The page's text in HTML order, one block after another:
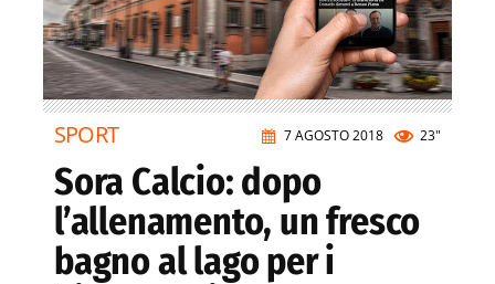
7 AGOSTO 2018 23"
SPORT
Sora Calcio: dopo
l’allenamento, un fresco
bagno al lago per i